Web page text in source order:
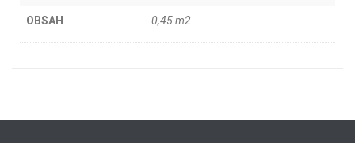
OBSAH 0,45 m2